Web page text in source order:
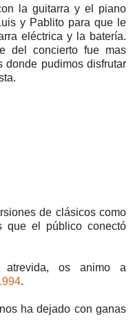
la guitarra y el piano
y Pablito para que le
eléctrica y la batería.
del concierto fue mas
donde pudimos disfrutar
de clásicos como
el público conectó
os animo a
.
ha dejado con ganas